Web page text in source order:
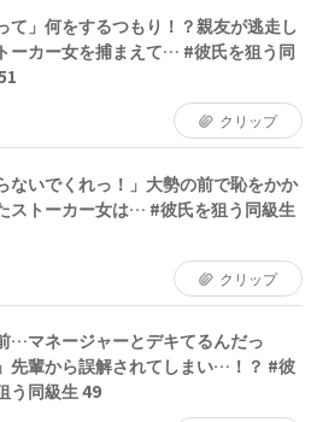
て」何をするつもり！？親友が逃走し
ーカー女を捕まえて… #彼氏を狙う同
クリップ
ないでくれっ！」大勢の前で恥をかか
ストーカー女は… #彼氏を狙う同級生
クリップ
…マネージャーとデキてるんだっ
先輩から誤解されてしまい…！？ #彼
う同級生 49